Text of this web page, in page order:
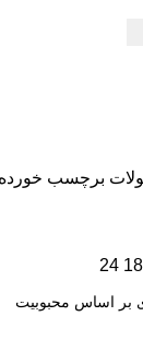
برچسب خورده
18
24